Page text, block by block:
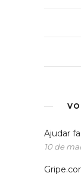
Ajudar
10 de